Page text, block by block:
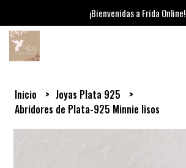
¡Bienvenidas a Frida Online!
Inicio
Joyas Plata 925
Abridores de Plata-925 Minnie lisos